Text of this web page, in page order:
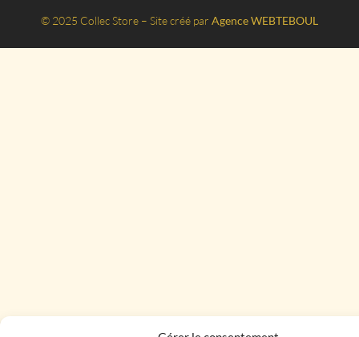
© 2025 Collec Store – Site créé par Agence WEBTEBOUL